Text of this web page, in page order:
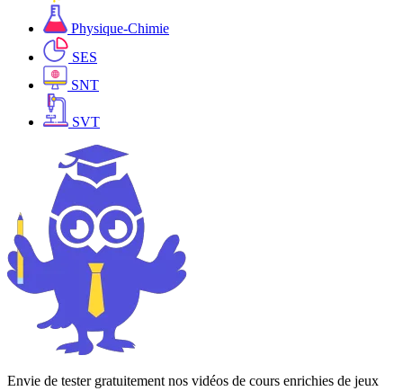
Physique-Chimie
SES
SNT
SVT
Envie de tester gratuitement nos vidéos de cours enrichies de jeux